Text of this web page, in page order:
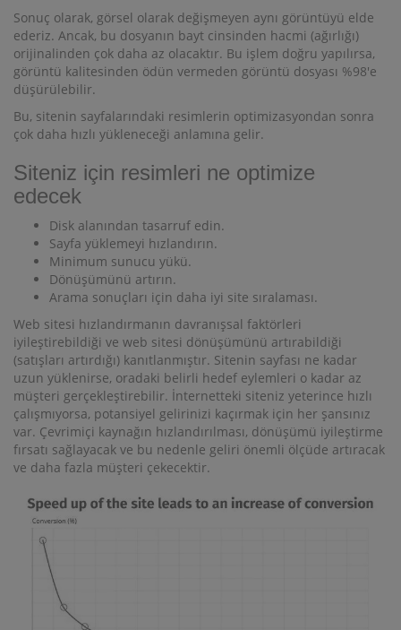
Sonuç olarak, görsel olarak değişmeyen aynı görüntüyü elde
ederiz. Ancak, bu dosyanın bayt cinsinden hacmi (ağırlığı)
orijinalinden çok daha az olacaktır. Bu işlem doğru yapılırsa,
görüntü kalitesinden ödün vermeden görüntü dosyası %98'e
düşürülebilir.
Bu, sitenin sayfalarındaki resimlerin optimizasyondan sonra
çok daha hızlı yükleneceği anlamına gelir.
Siteniz için resimleri ne optimize
edecek
Disk alanından tasarruf edin.
Sayfa yüklemeyi hızlandırın.
Minimum sunucu yükü.
Dönüşümünü artırın.
Arama sonuçları için daha iyi site sıralaması.
Web sitesi hızlandırmanın davranışsal faktörleri
iyileştirebildiği ve web sitesi dönüşümünü artırabildiği
(satışları artırdığı) kanıtlanmıştır. Sitenin sayfası ne kadar
uzun yüklenirse, oradaki belirli hedef eylemleri o kadar az
müşteri gerçekleştirebilir. İnternetteki siteniz yeterince hızlı
çalışmıyorsa, potansiyel gelirinizi kaçırmak için her şansınız
var. Çevrimiçi kaynağın hızlandırılması, dönüşümü iyileştirme
fırsatı sağlayacak ve bu nedenle geliri önemli ölçüde artıracak
ve daha fazla müşteri çekecektir.